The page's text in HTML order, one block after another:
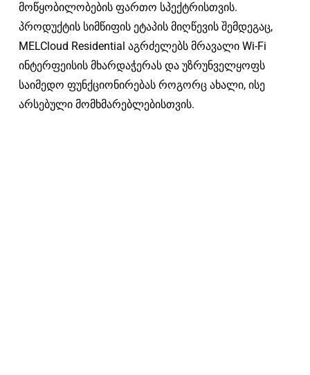
მოწყობილობების ფართო სპექტრისთვის.
პროდუქტის სიმწიფის ეტაპის მიღწევის შემდეგაც,
MELCloud Residential აგრძელებს მრავალი Wi-Fi
ინტერფეისის მხარდაჭერას და უზრუნველყოფს
საიმედო ფუნქციონირებას როგორც ახალი, ისე
არსებული მომხმარებლებისთვის.